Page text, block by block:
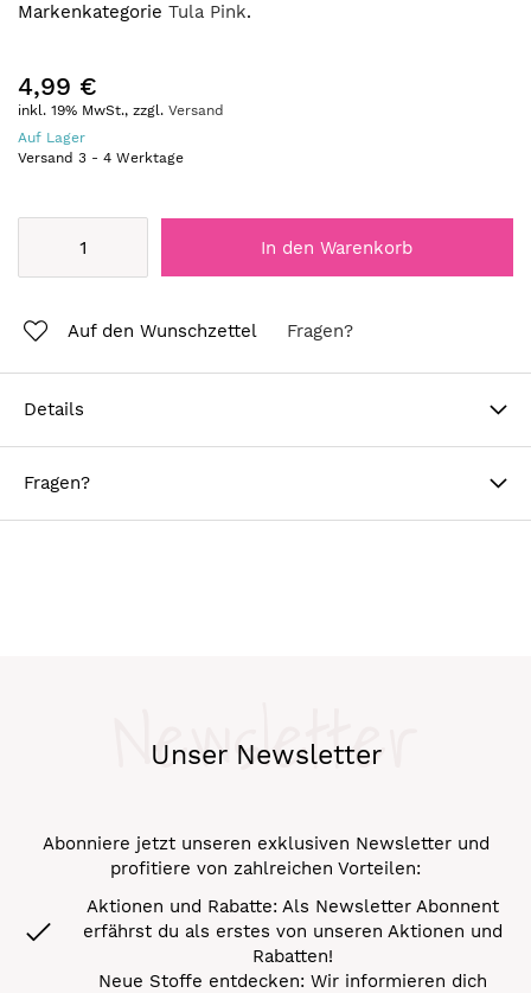
Markenkategorie Tula Pink.
4,99 €
inkl. 19% MwSt., zzgl. Versand
Auf Lager
Versand 3 - 4 Werktage
In den Warenkorb
Auf den Wunschzettel Fragen?
Details
Fragen?
Unser Newsletter
Newsletter
Abonniere jetzt unseren exklusiven Newsletter und
profitiere von zahlreichen Vorteilen:
Aktionen und Rabatte: Als Newsletter Abonnent
erfährst du als erstes von unseren Aktionen und
Rabatten!
Neue Stoffe entdecken: Wir informieren dich